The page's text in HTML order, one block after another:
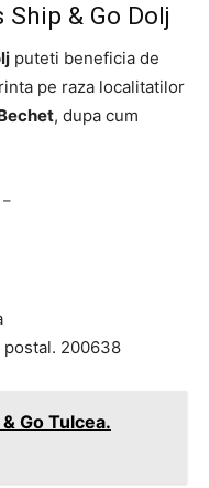
& Go Dolj
puteti beneficia de
pe raza localitatilor
, dupa cum
postal. 200638
Go Tulcea.